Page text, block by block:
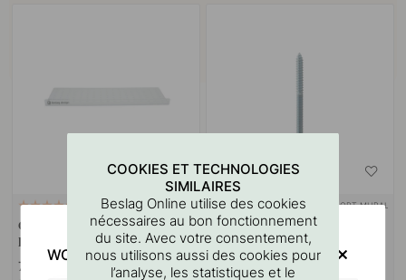
Gabarit De Perçage Pour
Poignées Et Boutons
7 €
10 SUPPORT MURAL
Goupille à vis M4x50mm 1
pièce
1.10 €
COOKIES ET TECHNOLOGIES
SIMILAIRES
Beslag Online utilise des cookies
nécessaires au bon fonctionnement
du site. Avec votre consentement,
nous utilisons aussi des cookies pour
l’analyse, les statistiques et le
WOULD YOU RATHER VISIT?